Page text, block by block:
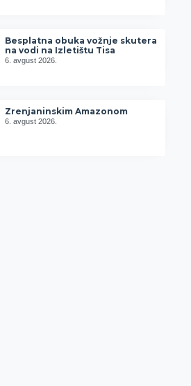
Besplatna obuka vožnje skutera
na vodi na Izletištu Tisa
6. avgust 2026.
Zrenjaninskim Amazonom
6. avgust 2026.